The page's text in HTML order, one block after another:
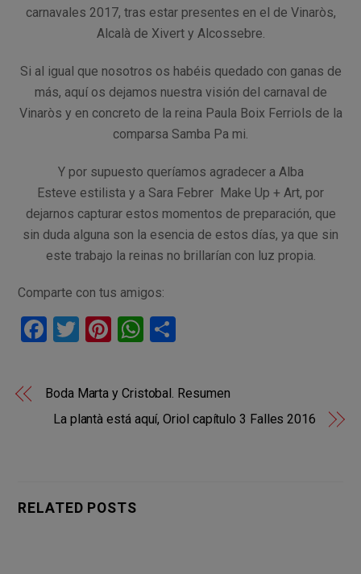
carnavales 2017, tras estar presentes en el de Vinaròs,
Alcalà de Xivert y Alcossebre.
Si al igual que nosotros os habéis quedado con ganas de
más, aquí os dejamos nuestra visión del carnaval de
Vinaròs y en concreto de la reina Paula Boix Ferriols de la
comparsa Samba Pa mi.
Y por supuesto queríamos agradecer a Alba
Esteve estilista y a Sara Febrer Make Up + Art, por
dejarnos capturar estos momentos de preparación, que
sin duda alguna son la esencia de estos días, ya que sin
este trabajo la reinas no brillarían con luz propia.
Comparte con tus amigos:
F
ce
b
o
T
tt
er
Pi
er
es
t
W
at
s
A
m
p
ar
Boda Marta y Cristobal. Resumen
La plantà está aquí, Oriol capítulo 3 Falles 2016
RELATED POSTS